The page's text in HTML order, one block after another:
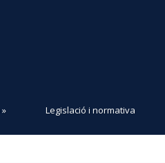
» Legislació i normativa